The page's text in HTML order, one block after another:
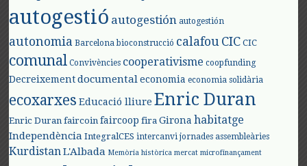
autogestió autogestión autogestión
autonomia Barcelona bioconstrucció calafou CIC CIC
comunal Convivències cooperativisme coopfunding
Decreixement documental economia economia solidària
ecoxarxes Educació lliure Enric Duran
Enric Duran faircoin faircoop fira Girona habitatge
Independència IntegralCES intercanvi jornades assembleàries
Kurdistan L'Albada Memòria històrica mercat microfinançament